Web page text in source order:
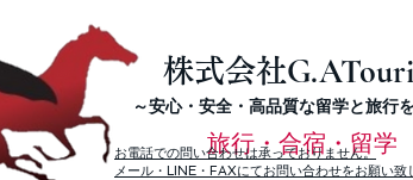
株式会社
～安心・安全・高品質な留学と旅行
旅行・合宿・留学
お電話での問い合わせは承っておりません。
メール・LINE・FAXにてお問い合わせをお願い致